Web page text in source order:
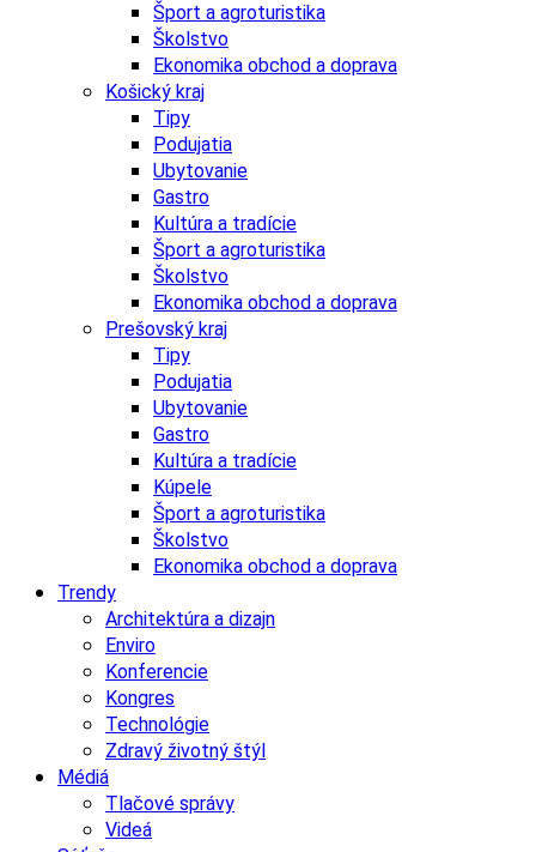
Šport a agroturistika
Školstvo
Ekonomika obchod a doprava
Košický kraj
Tipy
Podujatia
Ubytovanie
Gastro
Kultúra a tradície
Šport a agroturistika
Školstvo
Ekonomika obchod a doprava
Prešovský kraj
Tipy
Podujatia
Ubytovanie
Gastro
Kultúra a tradície
Kúpele
Šport a agroturistika
Školstvo
Ekonomika obchod a doprava
Trendy
Architektúra a dizajn
Enviro
Konferencie
Kongres
Technológie
Zdravý životný štýl
Médiá
Tlačové správy
Videá